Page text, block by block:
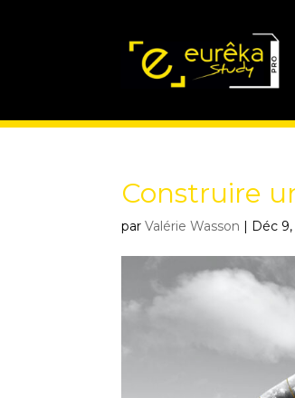
Construire
parValérie Wasson | Déc 9,